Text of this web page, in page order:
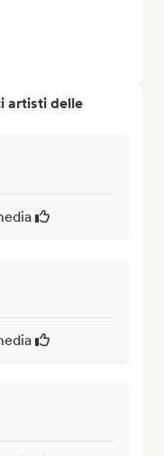
artisti delle